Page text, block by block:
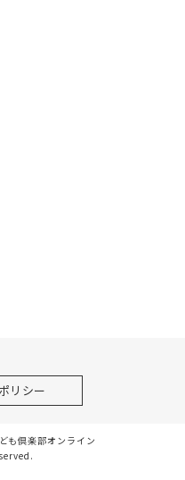
リシー
倶楽部オンライン